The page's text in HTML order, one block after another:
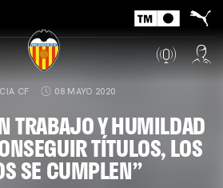
CF 08 MAYO 2020
TRABAJO Y HUMILDAD
TÍTULOS, LOS
SE CUMPLEN”